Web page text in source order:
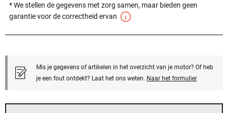
* We stellen de gegevens met zorg samen, maar bieden geen
garantie voor de correctheid ervan
Mis je gegevens of artikelen in het overzicht van je motor? Of heb
je een fout ontdekt? Laat het ons weten. Naar het formulier